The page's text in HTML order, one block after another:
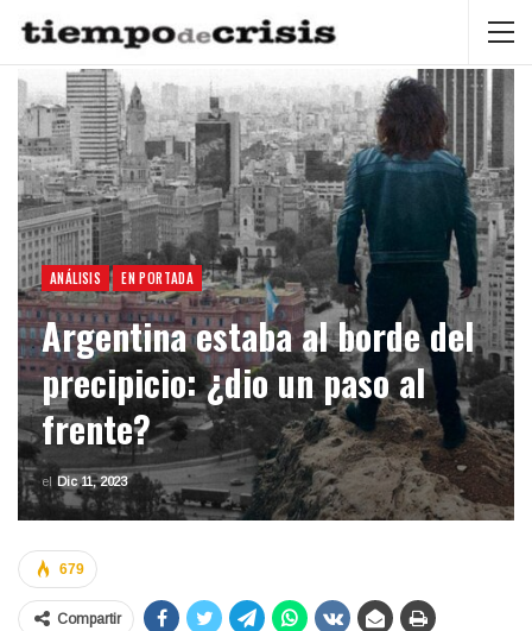
ANÁLISIS EN PORTADA
Argentina estaba al borde del
precipicio: ¿dio un paso al
frente?
el Dic 11, 2023
679
Compartir